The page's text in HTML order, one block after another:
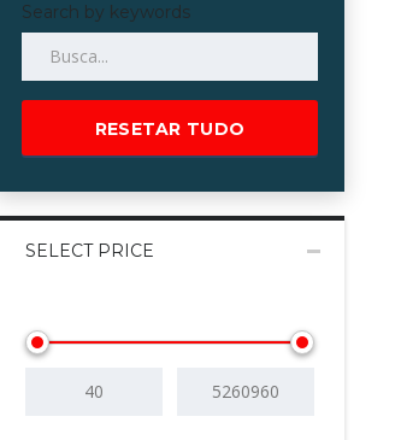
Search by keywords
RESETAR TUDO
SELECT PRICE